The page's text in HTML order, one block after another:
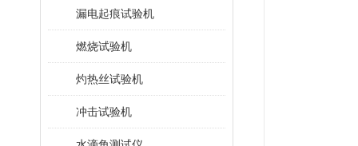
漏电起痕试验机
燃烧试验机
灼热丝试验机
冲击试验机